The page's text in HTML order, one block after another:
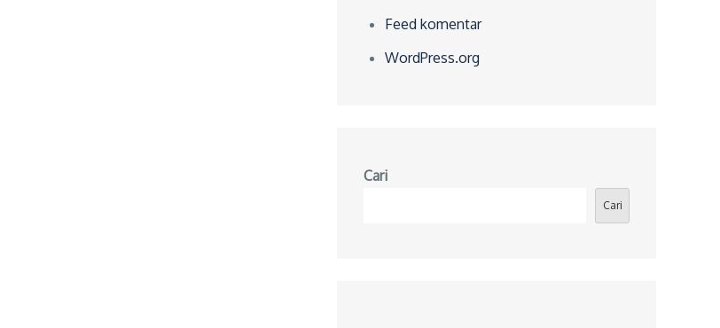
Feed komentar
WordPress.org
Cari
Cari